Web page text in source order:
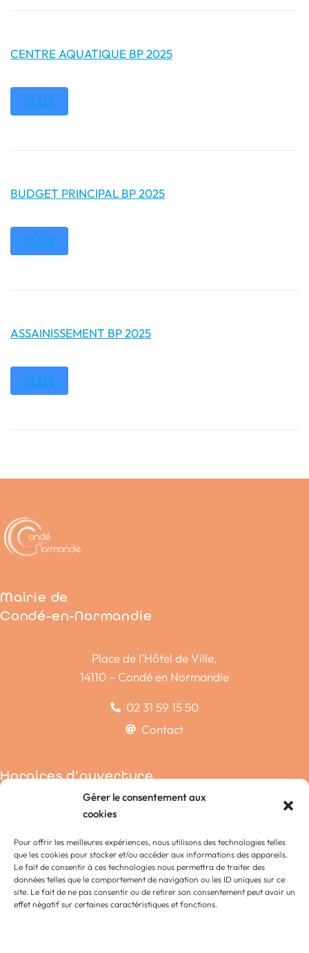
Gérer le consentement aux
cookies
Pour offrir les meilleures expériences, nous utilisons des technologies telles
que les cookies pour stocker et/ou accéder aux informations des appareils.
Le fait de consentir à ces technologies nous permettra de traiter des
données telles que le comportement de navigation ou les ID uniques sur ce
site. Le fait de ne pas consentir ou de retirer son consentement peut avoir un
effet négatif sur certaines caractéristiques et fonctions.
CENTRE AQUATIQUE BP 2025
PLUS
BUDGET PRINCIPAL BP 2025
PLUS
ASSAINISSEMENT BP 2025
PLUS
Mairie de
Condé-en-Normandie
Place de l’Hôtel de Ville,
14110 – Condé en Normandie
02 31 59 15 50
Contact
Horaires d’ouverture
Condé-sur-Noireau
Lénault
Proussy
Saint-Germain-du-Crioult
Saint-Pierre-la-Vieille